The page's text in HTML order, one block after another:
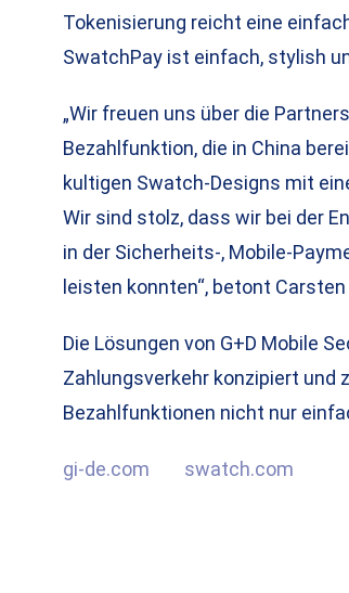
Tokenisierung reicht eine
SwatchPay ist einfach, stylish
„Wir freuen uns über die
Bezahlfunktion, die in China
kultigen Swatch-Designs mit
Wir sind stolz, dass wir bei der
in der Sicherheits-, Mobile-
leisten konnten“, betont
Die Lösungen von G+D Mobile
Zahlungsverkehr konzipiert
Bezahlfunktionen nicht nur
gi-de.com swatch.com